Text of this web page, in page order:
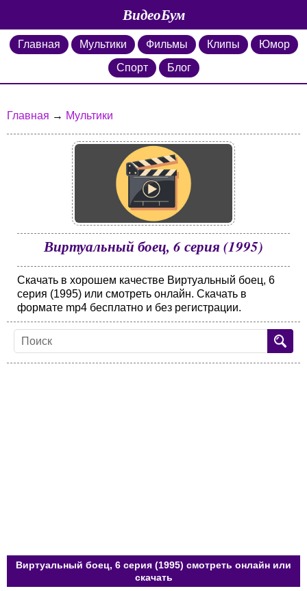
ВидеоБум
Главная Мультики Фильмы Клипы
Юмор
Спорт
Блог
Главная → Мультики
Виртуальный боец, 6 серия (1995)
Скачать в хорошем качестве Виртуальный боец, 6
серия (1995) или смотреть онлайн. Скачать в
формате mp4 бесплатно и без регистрации.
Виртуальный боец, 6 серия (1995) смотреть онлайн или
скачать